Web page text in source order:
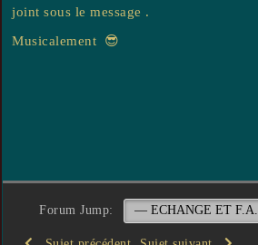
joint sous le message .
Musicalement 😎
Forum Jump: